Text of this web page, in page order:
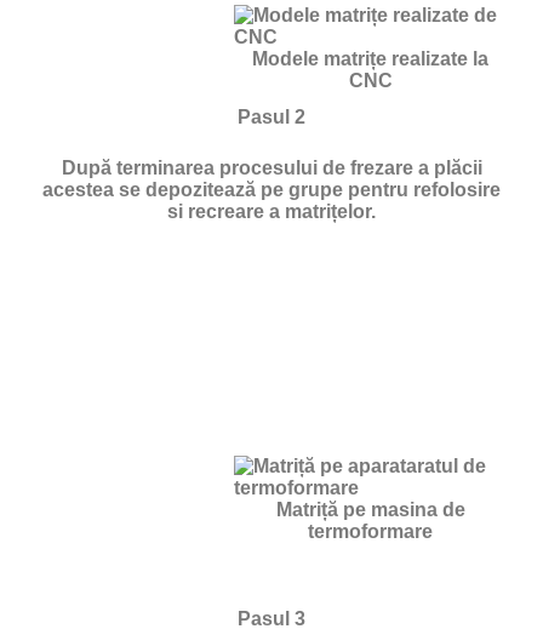
Modele matrițe realizate la
CNC
Pasul 2
După terminarea procesului de frezare a plăcii
acestea se depozitează pe grupe pentru refolosire
si recreare a matrițelor.
Matriță pe masina de
termoformare
Pasul 3